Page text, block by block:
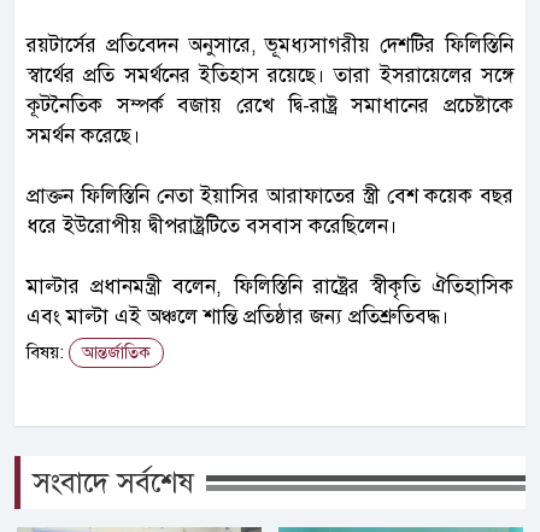
রয়টার্সের প্রতিবেদন অনুসারে, ভূমধ্যসাগরীয় দেশটির ফিলিস্তিনি
স্বার্থের প্রতি সমর্থনের ইতিহাস রয়েছে। তারা ইসরায়েলের সঙ্গে
কূটনৈতিক সম্পর্ক বজায় রেখে দ্বি-রাষ্ট্র সমাধানের প্রচেষ্টাকে
সমর্থন করেছে।
প্রাক্তন ফিলিস্তিনি নেতা ইয়াসির আরাফাতের স্ত্রী বেশ কয়েক বছর
ধরে ইউরোপীয় দ্বীপরাষ্ট্রটিতে বসবাস করেছিলেন।
মাল্টার প্রধানমন্ত্রী বলেন, ফিলিস্তিনি রাষ্ট্রের স্বীকৃতি ঐতিহাসিক
এবং মাল্টা এই অঞ্চলে শান্তি প্রতিষ্ঠার জন্য প্রতিশ্রুতিবদ্ধ।
বিষয়: আন্তর্জাতিক
সংবাদে সর্বশেষ